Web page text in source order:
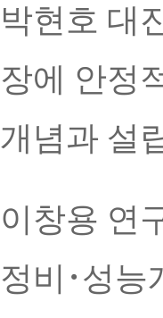
박현호 대
장에 안정
개념과 설
이창용 연
정비･성능